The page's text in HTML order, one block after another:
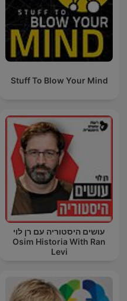
Stuff To Blow Your Mind
עושים היסטוריה עם רן לוי
Osim Historia With Ran
Levi